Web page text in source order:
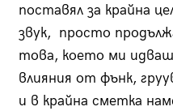
поставял за крайна
звук, просто
това, което ми
влияния от фънк,
и в крайна сметка